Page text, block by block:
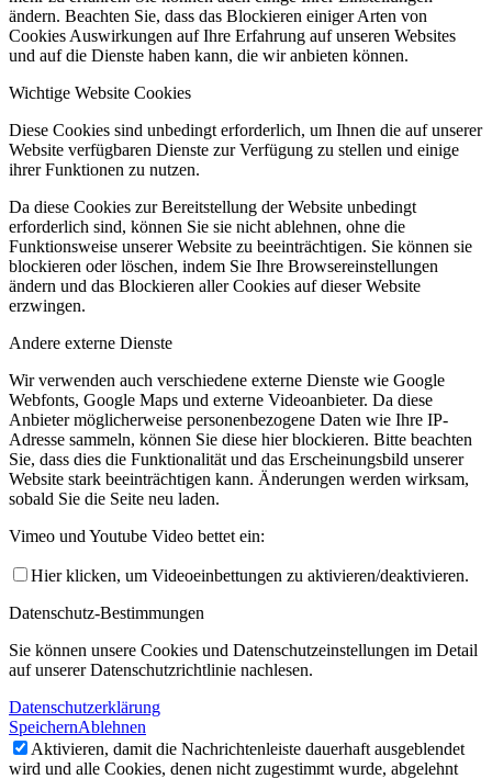
ändern. Beachten Sie, dass das Blockieren einiger Arten von
Cookies Auswirkungen auf Ihre Erfahrung auf unseren Websites
und auf die Dienste haben kann, die wir anbieten können.
Wichtige Website Cookies
Diese Cookies sind unbedingt erforderlich, um Ihnen die auf unserer
Website verfügbaren Dienste zur Verfügung zu stellen und einige
ihrer Funktionen zu nutzen.
Da diese Cookies zur Bereitstellung der Website unbedingt
erforderlich sind, können Sie sie nicht ablehnen, ohne die
Funktionsweise unserer Website zu beeinträchtigen. Sie können sie
blockieren oder löschen, indem Sie Ihre Browsereinstellungen
ändern und das Blockieren aller Cookies auf dieser Website
erzwingen.
Andere externe Dienste
Wir verwenden auch verschiedene externe Dienste wie Google
Webfonts, Google Maps und externe Videoanbieter. Da diese
Anbieter möglicherweise personenbezogene Daten wie Ihre IP-
Adresse sammeln, können Sie diese hier blockieren. Bitte beachten
Sie, dass dies die Funktionalität und das Erscheinungsbild unserer
Website stark beeinträchtigen kann. Änderungen werden wirksam,
sobald Sie die Seite neu laden.
Vimeo und Youtube Video bettet ein:
Hier klicken, um Videoeinbettungen zu aktivieren/deaktivieren.
Datenschutz-Bestimmungen
Sie können unsere Cookies und Datenschutzeinstellungen im Detail
auf unserer Datenschutzrichtlinie nachlesen.
Datenschutzerklärung
SpeichernAblehnen
Aktivieren, damit die Nachrichtenleiste dauerhaft ausgeblendet
wird und alle Cookies, denen nicht zugestimmt wurde, abgelehnt